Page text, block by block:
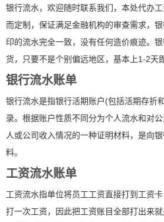
银行流水，欢迎随时联系我们，本处代办
而定制，保证满足金融机构的审查需求，
印的流水完全一致，没有任何造价痕迹。
货，只要不是个别偏远地区，基本上1-2天
银行流水账单
银行流水是指银行活期账户(包括活期存折
录。根据账户性质不同分为个人流水和对
人或公司收入情况的一种证明材料，是向
料。
工资流水账单
工资流水指单位将员工工资直接打到工资
打一次工资，因此把工资账目全部打出来